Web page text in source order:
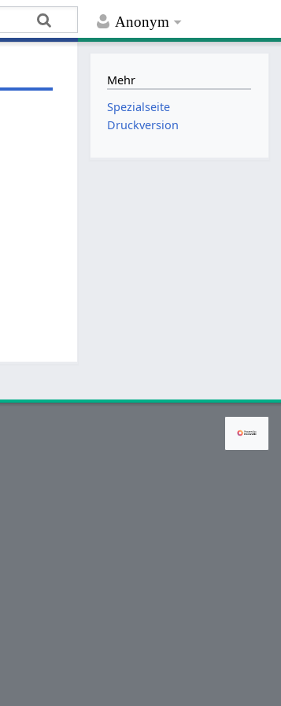
Anonym
Mehr
Spezialseite
Druckversion